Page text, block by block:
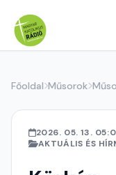
Főoldal Műsorok
2026. 05. 13.
AKTUÁLIS ÉS